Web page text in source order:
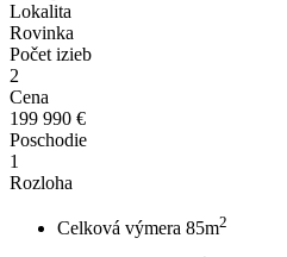
Lokalita
Rovinka
Počet izieb
2
Cena
199 990 €
Poschodie
1
Rozloha
Celková výmera 85m2